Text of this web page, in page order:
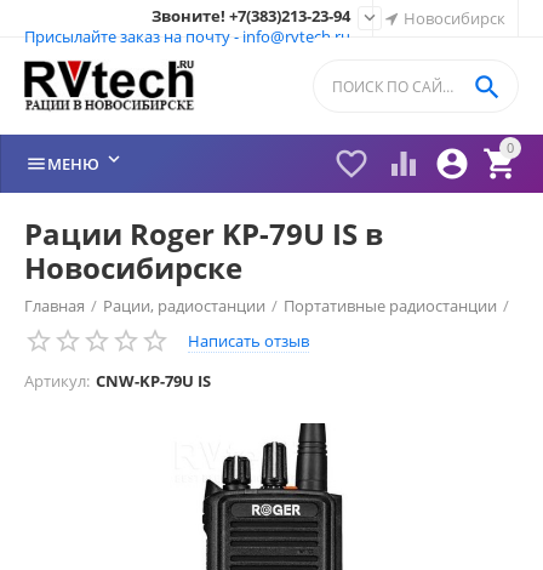
Новосибирск
Звоните! +7(383)213-23-94
Присылайте заказ на почту - info@rvtech.ru

0


 

МЕНЮ 
Рации Roger KP-79U IS в
Новосибирске
Главная / Рации, радиостанции / Портативные радиостанции /
Рации Roger (Россия)
/ Рации Roger /
Написать отзыв
Артикул: CNW-KP-79U IS